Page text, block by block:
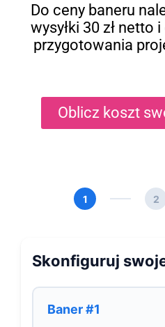
Do ceny baneru
wysyłki 30 zł netto
przygotowania
Oblicz koszt
1 2
Skonfiguruj
Baner #1